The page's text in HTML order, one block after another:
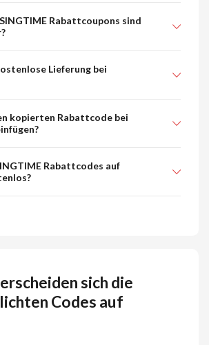
Rabattcoupons sind
Lieferung bei
kopierten Rabattcode bei
Rabattcodes auf
sich die
Codes auf